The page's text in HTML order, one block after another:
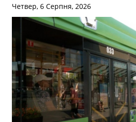
Четвер, 6 Серпня, 2026